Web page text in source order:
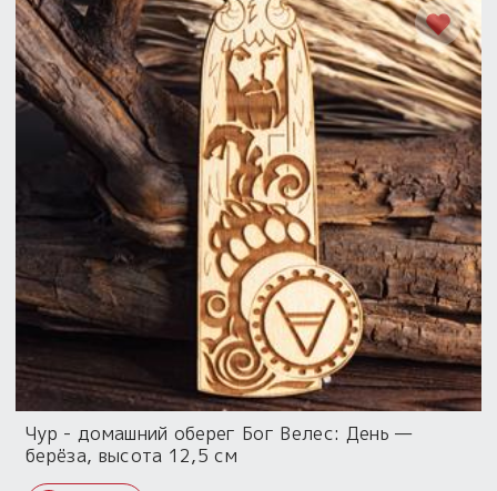
Чур - домашний оберег Бог Велес: День —
берёза, высота 12,5 см